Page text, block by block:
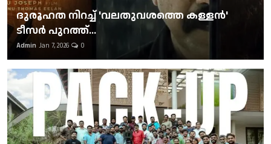
ദുരൂഹത നിറച്ച് 'വലതുവശത്തെ കള്ളന്‍'
ടീസര്‍ പുറത്ത്...
Admin Jan 7, 2026 0